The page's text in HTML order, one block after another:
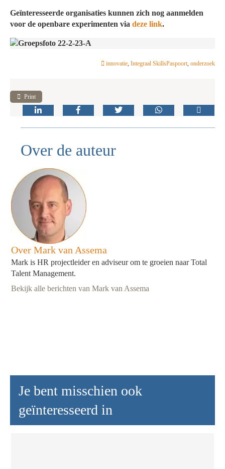
Geïnteresseerde organisaties kunnen zich nog aanmelden
voor de openbare experimenten viadeze link.
innovatie, Integraal SkillsPaspoort, onderzoek
Print
Over de auteur
Over Mark van Assema
Mark is HR projectleider en adviseur om te groeien naar Total
Talent Management.
Bekijk alle berichten van Mark van Assema
Je bent misschien ook
geïnteresseerd in